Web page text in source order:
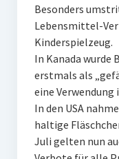
Besonders
Lebensmittel-
Kinderspielzeug.
In Kanada wurde
erstmals als
eine
In den USA
haltige
Juli gelten nun